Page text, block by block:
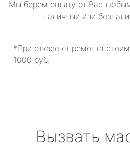
Мы берем оплату от Вас
наличный или
*При отказе от ремонта
1000 руб.
Вызвать